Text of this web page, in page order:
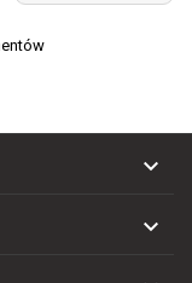

